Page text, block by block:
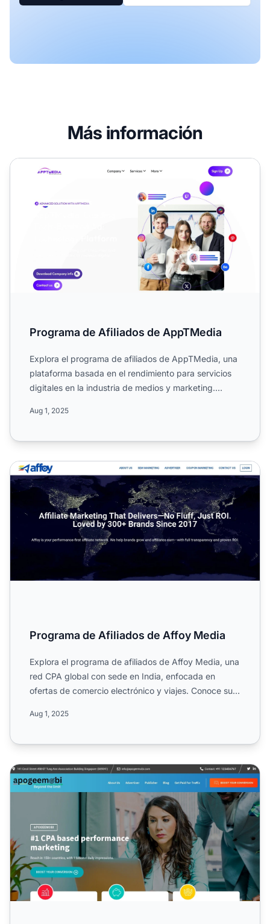
Más información
Programa de Afiliados de AppTMedia
Programa de Afiliados de AppTMedia
Explora el programa de afiliados de AppTMedia, una
plataforma basada en el rendimiento para servicios
digitales en la industria de medios y marketing.
Aug 1, 2025
Programa de Afiliados de Affoy Media
Programa de Afiliados de Affoy Media
Explora el programa de afiliados de Affoy Media, una
red CPA global con sede en India, enfocada en
ofertas de comercio electrónico y viajes. Conoce su
Aug 1, 2025
Programa de Afiliados de Apogeemobi